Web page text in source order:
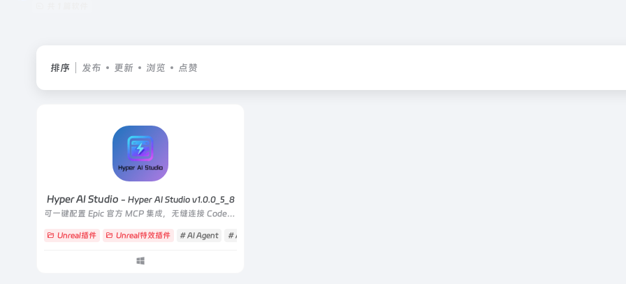
排序 发布 更新 浏览 点赞
Hyper AI Studio - Hyper AI Studio v1.0.0_5_8
可一键配置 Epic 官方 MCP 集成，无缝连接 Codex、Claude Code、Cursor 等主流 AI 编程助手，让 AI 代理快速理解并操作 Unreal 项目。
Unreal插件 Unreal特效插件 # AI Agent # AI编程助手